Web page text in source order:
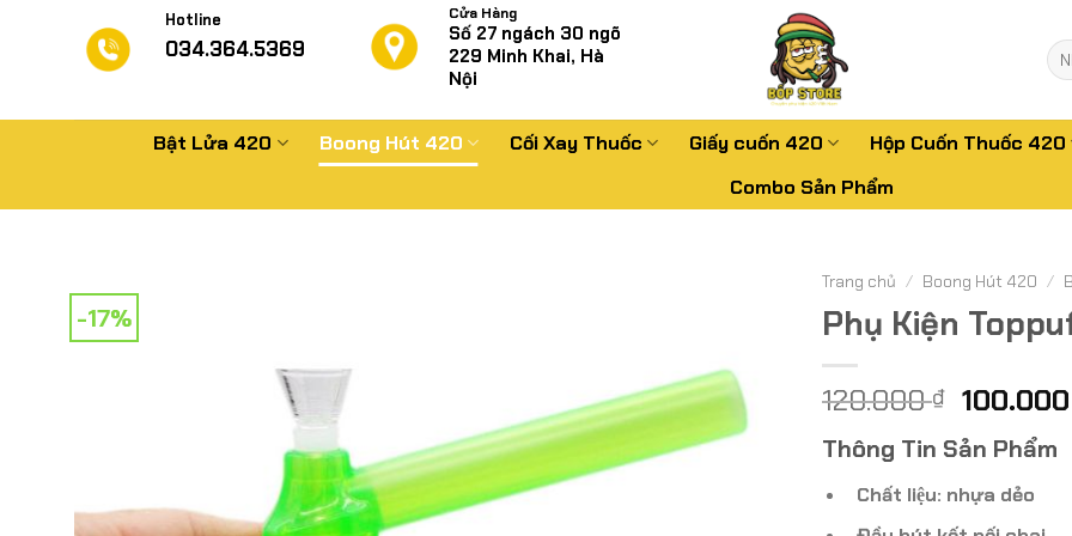
Hotline
034.364.5369
Cửa Hàng
Số 27 ngách 30 ngõ
229 Minh Khai, Hà
Nội
Tìm
Bật Lửa 420 Boong Hút 420 Cối Xay Thuốc Giấy cuốn 420 Hộp Cuốn Thuốc 420
Combo Sản Phẩm
-17%
Trang chủ / Boong Hút 420 /
Phụ Kiện
120.000₫ Giá
là:
120.000
100.000
Thông Tin Sản Phẩm
Chất liệu: nhựa dẻo